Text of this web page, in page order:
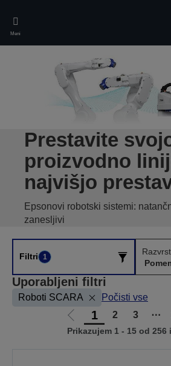
main
content
Meni
Prestavite
proizvodno
najvišjo
Epsonovi robotski sistemi:
zanesljivi
Filtri 1
Uporabljeni filtri
Roboti SCARA Počisti vse
Pojdi
na
1 2 3 ⋯
Prikazujem 1 - 15 od 256